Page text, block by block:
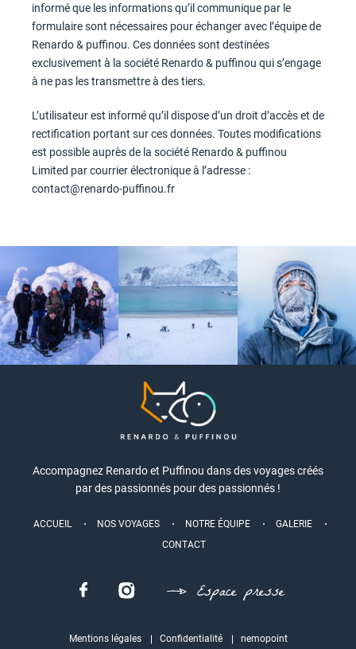
informé que les informations qu’il communique par le
formulaire sont nécessaires pour échanger avec l’équipe de
Renardo & puffinou. Ces données sont destinées
exclusivement à la société Renardo & puffinou qui s’engage
à ne pas les transmettre à des tiers.
L’utilisateur est informé qu’il dispose d’un droit d’accès et de
rectification portant sur ces données. Toutes modifications
est possible auprès de la société Renardo & puffinou
Limited par courrier électronique à l’adresse :
contact@renardo-puffinou.fr
Accompagnez Renardo et Puffinou dans des voyages créés
par des passionnés pour des passionnés !
ACCUEIL NOS VOYAGES NOTRE ÉQUIPE
GALERIE
CONTACT
Espace presse
Mentions légales Confidentialité nemopoint